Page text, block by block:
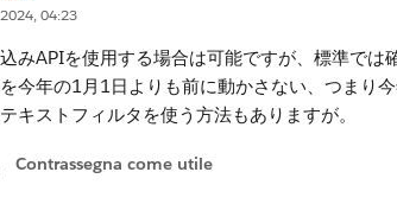
04:23
みAPIを使用する場合は可能ですが、標準では
今年の1月1日よりも前に動かさない、つまり
キストフィルタを使う方法もありますが。
Contrassegna come utile